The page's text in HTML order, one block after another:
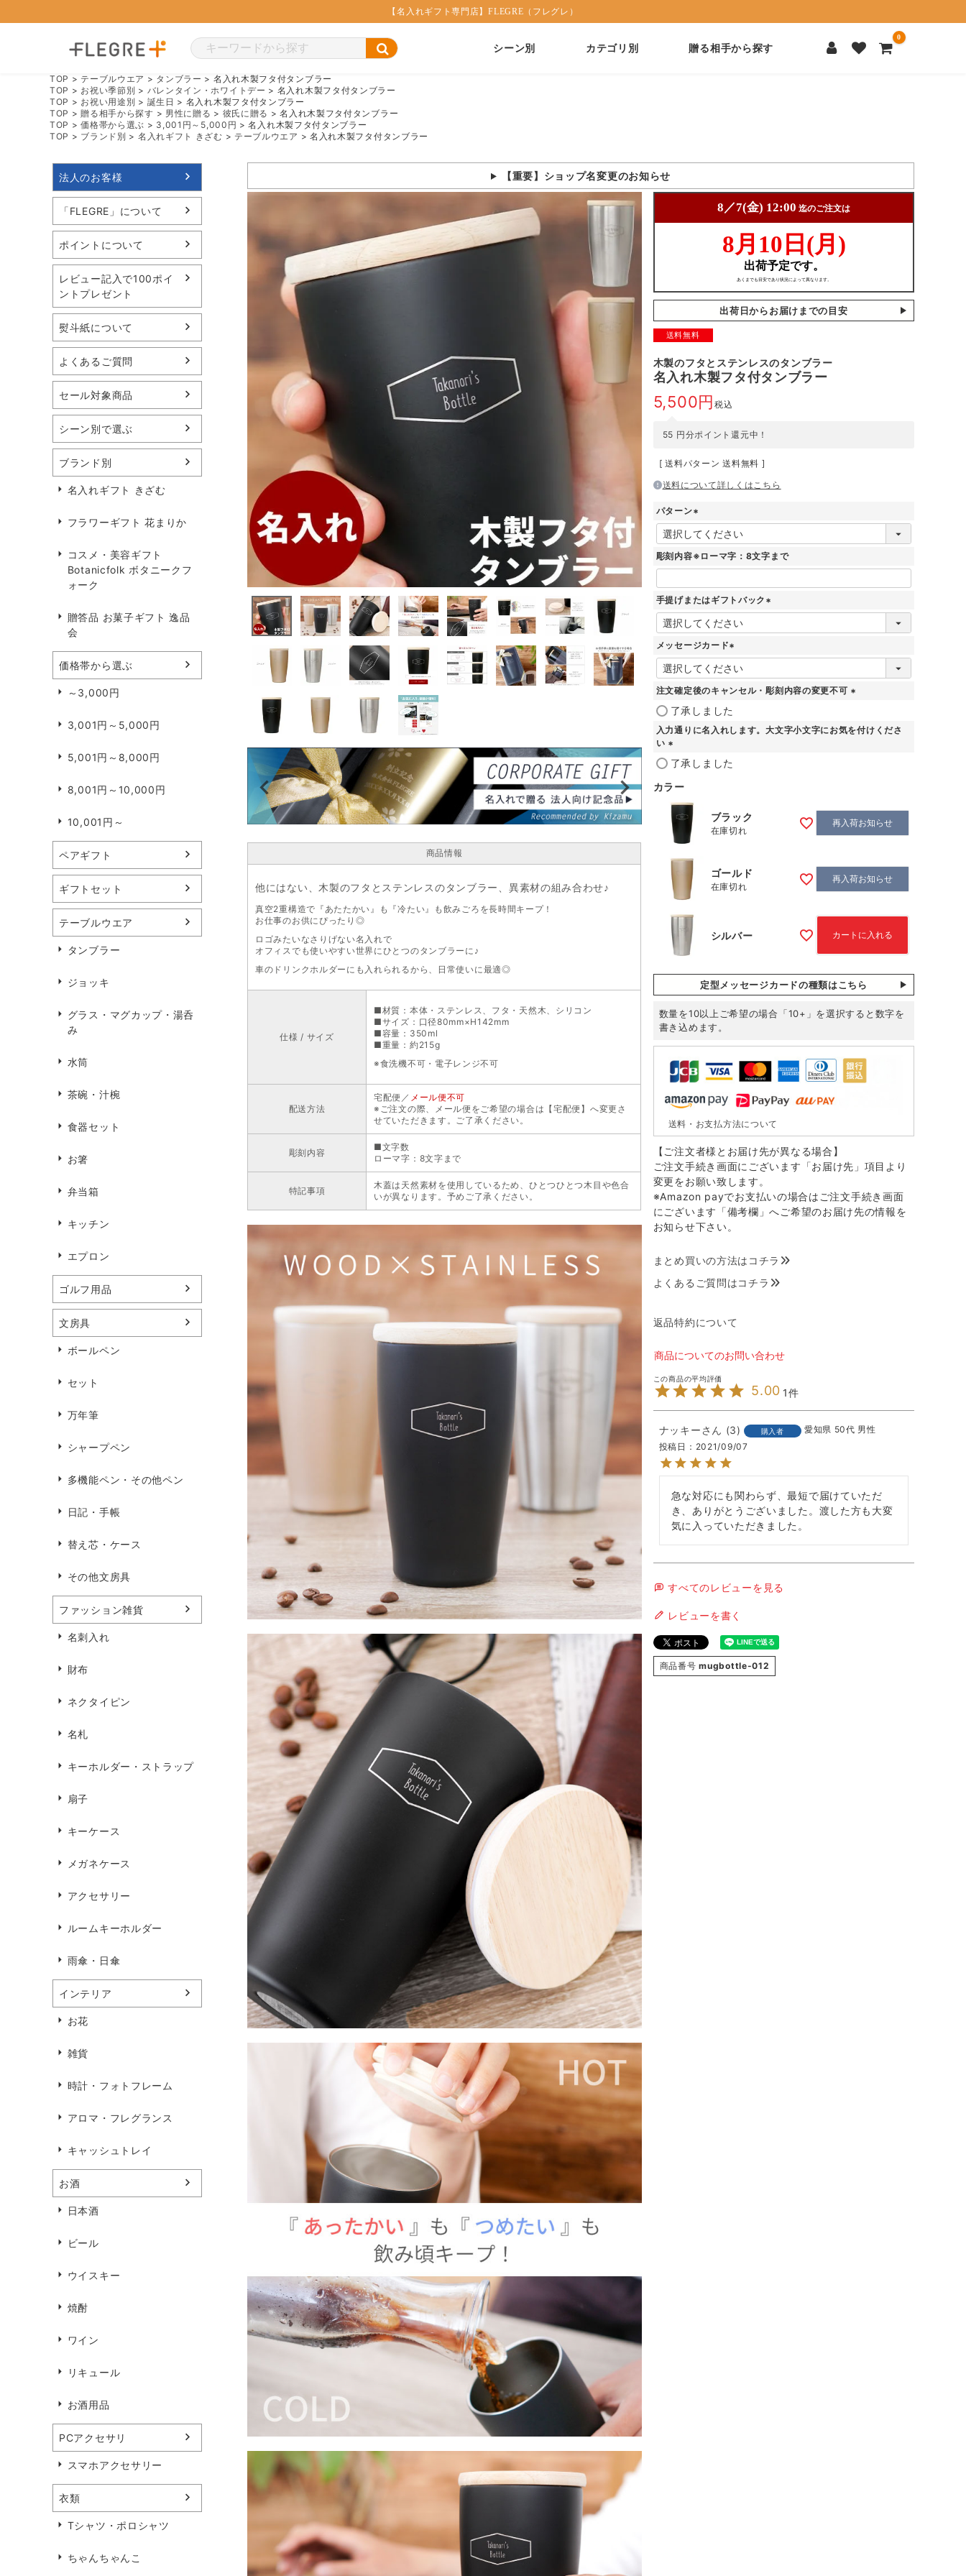
【名入れギフト専門店】FLEGRE（フレグレ）
シーン別 カテゴリ別 贈る相手から探す
0
TOP テーブルウエア タンブラー
名入れ木製フタ付タンブラー
TOP
お祝い季節別 バレンタイン・ホワイトデー
名入れ木製フタ付タンブラー
TOP
お祝い用途別 誕生日
名入れ木製フタ付タンブラー
TOP
贈る相手から探す 男性に贈る 彼氏に贈る
名入れ木製フタ付タンブラー
TOP
価格帯から選ぶ 3,001円～5,000円
名入れ木製フタ付タンブラー
TOP
ブランド別 名入れギフト きざむ テーブルウエア 名入れ木製フタ付タンブラー
法人のお客様
「FLEGRE」について
ポイントについて
レビュー記入で100ポイ
ントプレゼント
熨斗紙について
よくあるご質問
セール対象商品
シーン別で選ぶ
ブランド別
名入れギフト きざむ
フラワーギフト 花まりか
コスメ・美容ギフト
Botanicfolk ボタニークフ
ォーク
贈答品 お菓子ギフト 逸品
会
価格帯から選ぶ
～3,000円
3,001円～5,000円
5,001円～8,000円
8,001円～10,000円
10,001円～
ペアギフト
ギフトセット
テーブルウエア
タンブラー
ジョッキ
グラス・マグカップ・湯呑
み
水筒
茶碗・汁椀
食器セット
お箸
弁当箱
キッチン
エプロン
ゴルフ用品
文房具
ボールペン
セット
万年筆
シャープペン
多機能ペン・その他ペン
日記・手帳
替え芯・ケース
その他文房具
ファッション雑貨
名刺入れ
財布
ネクタイピン
名札
キーホルダー・ストラップ
扇子
キーケース
メガネケース
アクセサリー
ルームキーホルダー
雨傘・日傘
インテリア
お花
雑貨
時計・フォトフレーム
アロマ・フレグランス
キャッシュトレイ
お酒
日本酒
ビール
ウイスキー
焼酎
ワイン
リキュール
お酒用品
PCアクセサリ
スマホアクセサリー
衣類
Tシャツ・ポロシャツ
ちゃんちゃんこ
【重要】ショップ名変更のお知らせ
商品情報
他にはない、木製のフタとステンレスのタンブラー、異素材の組み合わせ♪
真空2重構造で『あたたかい』も『冷たい』も飲みごろを長時間キープ！
お仕事のお供にぴったり◎
ロゴみたいなさりげない名入れで
オフィスでも使いやすい世界にひとつのタンブラーに♪
車のドリンクホルダーにも入れられるから、日常使いに最適◎
仕様 / サイズ
■材質：本体・ステンレス、フタ・天然木、シリコン
■サイズ：口径80mm×H142mm
■容量：350ml
■重量：約215g
※食洗機不可・電子レンジ不可
配送方法
宅配便／ メール便不可
※ご注文の際、メール便をご希望の場合は【宅配便】へ変更さ
せていただきます。ご了承ください。
彫刻内容
■文字数
ローマ字：8文字まで
特記事項
木蓋は天然素材を使用しているため、ひとつひとつ木目や色合
いが異なります。予めご了承ください。
出荷日からお届けまでの目安
送料無料
木製のフタとステンレスのタンブラー
名入れ木製フタ付タンブラー
5,500 税込
55 円分ポイント還元中！
送料パターン 送料無料
送料について詳しくはこちら
パターン
(
必
須
彫刻内容※ローマ字：8文字まで
手提げまたはギフトバック
(
メッセージカード
(
必
須
注文確定後のキャンセル・彫刻内容の変更不可
須
了承しました
入力通りに名入れします。大文字小文字にお気を付けくださ
い
(
必
須
了承しました
カラー
ブラック
在庫切れ
再入荷お知らせ
ゴールド
在庫切れ
再入荷お知らせ
シルバー カートに入れる
定型メッセージカードの種類はこちら
数量を10以上ご希望の場合「10+」を選択すると数字を
書き込めます。
送料・お支払方法について
【ご注文者様とお届け先が異なる場合】
ご注文手続き画面にございます「お届け先」項目より
変更をお願い致します。
※Amazon payでお支払いの場合はご注文手続き画面
にございます「備考欄」へご希望のお届け先の情報を
お知らせ下さい。
まとめ買いの方法はコチラ
よくあるご質問はコチラ
返品特約について
商品についてのお問い合わせ
5.00 1
ナッキー 3 購入者 愛知県 50代 男性
投稿日
2021/09/07
急な対応にも関わらず、最短で届けていただ
き、ありがとうございました。渡した方も大変
気に入っていただきました。
すべてのレビューを見る
レビューを書く
商品番号 mugbottle-012